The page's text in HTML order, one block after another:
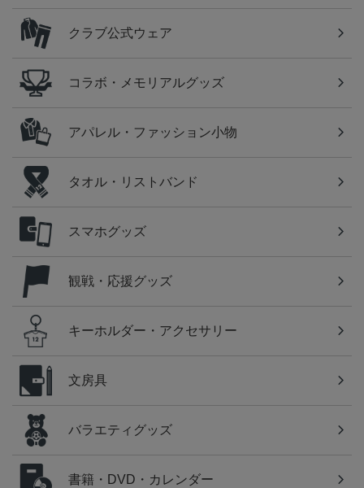
クラブ公式ウェア
コラボ・メモリアルグッズ
アパレル・ファッション小物
タオル・リストバンド
スマホグッズ
観戦・応援グッズ
キーホルダー・アクセサリー
文房具
バラエティグッズ
書籍・DVD・カレンダー